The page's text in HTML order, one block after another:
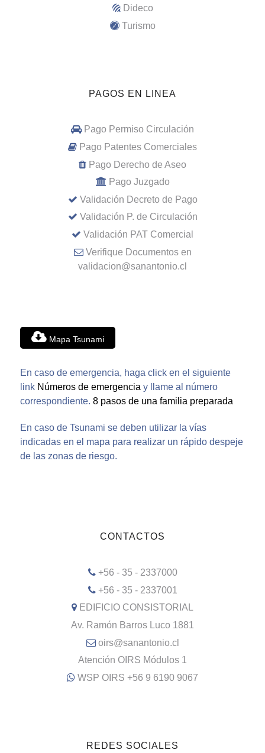
Dideco
Turismo
PAGOS EN LINEA
Pago Permiso Circulación
Pago Patentes Comerciales
Pago Derecho de Aseo
Pago Juzgado
Validación Decreto de Pago
Validación P. de Circulación
Validación PAT Comercial
Verifique Documentos en
validacion@sanantonio.cl
Mapa Tsunami
En caso de emergencia, haga click en el siguiente
link Números de emergencia y llame al número
correspondiente. 8 pasos de una familia preparada
En caso de Tsunami se deben utilizar la vías
indicadas en el mapa para realizar un rápido despeje
de las zonas de riesgo.
CONTACTOS
+56 - 35 - 2337000
+56 - 35 - 2337001
EDIFICIO CONSISTORIAL
Av. Ramón Barros Luco 1881
oirs@sanantonio.cl
Atención OIRS Módulos 1
WSP OIRS +56 9 6190 9067
REDES SOCIALES